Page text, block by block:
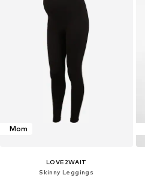
Mom
LOVE2WAIT
Skinny Leggings